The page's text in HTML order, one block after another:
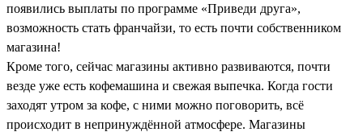
появились выплаты по программе «Приведи друга»,
возможность стать франчайзи, то есть почти собственником
магазина!
Кроме того, сейчас магазины активно развиваются, почти
везде уже есть кофемашина и свежая выпечка. Когда гости
заходят утром за кофе, с ними можно поговорить, всё
происходит в непринуждённой атмосфере. Магазины